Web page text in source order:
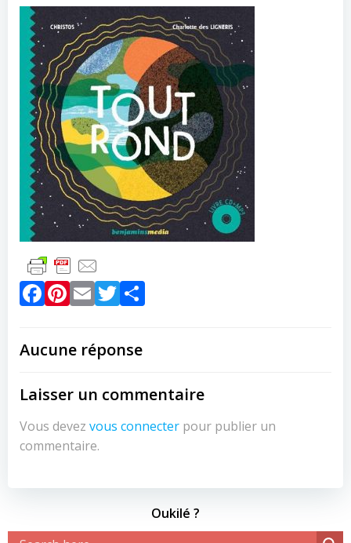
Facebook
Pinterest
EmailTwitter
Aucune réponse
Laisser un commentaire
Vous devez vous connecter pour publier un
commentaire.
Oukilé ?